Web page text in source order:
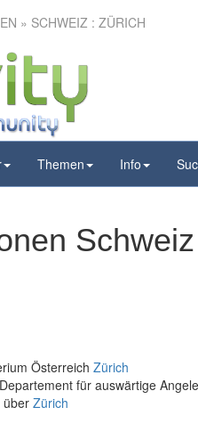
» SCHWEIZ : ZÜRICH
Themen Info
Österreich Zürich
für auswärtige
über Zürich